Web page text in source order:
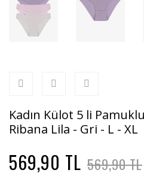
Kadın Külot 5 li
Ribana Lila - Gri - L - XL
569,90 TL 569,90 TL